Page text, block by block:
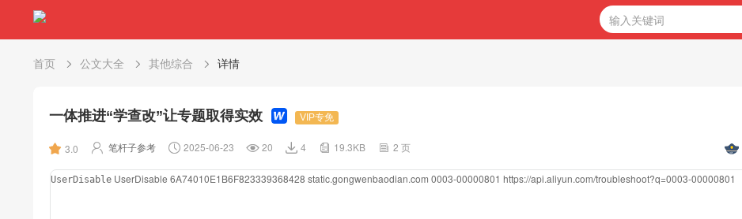
首页 公文大全 其他综合 详情
一体推进“学查改”让专题取得实效 VIP专免
3.0 笔杆子参考 2025-06-23 20 4 19.3KB 2 页
UserDisable UserDisable 6A74010E1B6F823339368428 static.gongwenbaodian.com 0003-00000801 https://api.aliyun.com/troubleshoot?q=0003-00000801